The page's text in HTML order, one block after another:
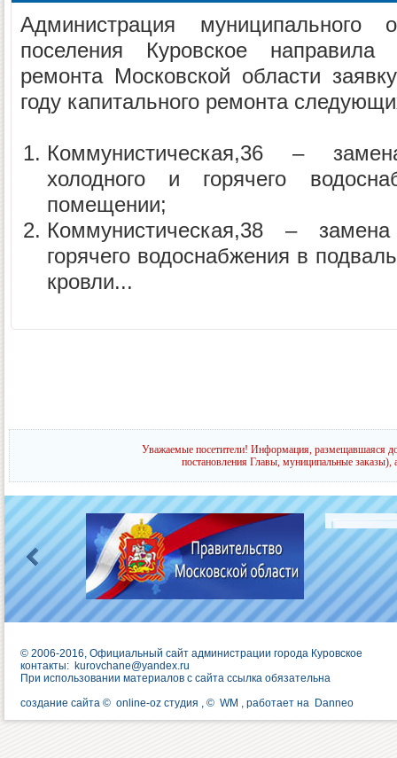
Администрация муниципального
поселения Куровское
ремонта Московской области
году капитального ремонта
Коммунистическая,36 –
холодного и горячего
помещении;
Коммунистическая,38 –
горячего водоснабжения в
кровли...
Уважаемые посетители! Информация, размещавшаяся
постановления Главы, муниципальные заказы),
© 2006-2016, Официальный сайт администрации города Куровское
контакты: kurovchane@yandex.ru
При использовании материалов с сайта ссылка обязательна
создание сайта © online-oz студия , © WM , работает на Danneo